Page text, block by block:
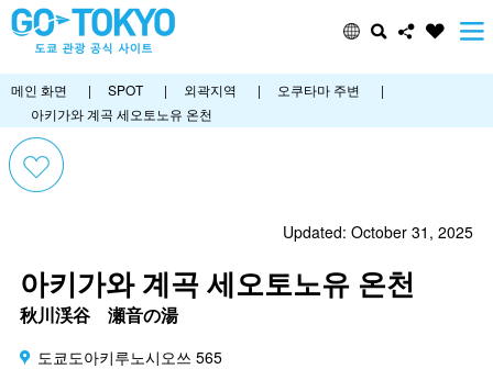
메인 화면 | SPOT | 외곽지역 | 오쿠타마 주변
|
아키가와 계곡 세오토노유 온천
Updated: October 31, 2025
아키가와 계곡 세오토노유 온천
秋川渓谷 瀬音の湯
도쿄도아키루노시오쓰 565